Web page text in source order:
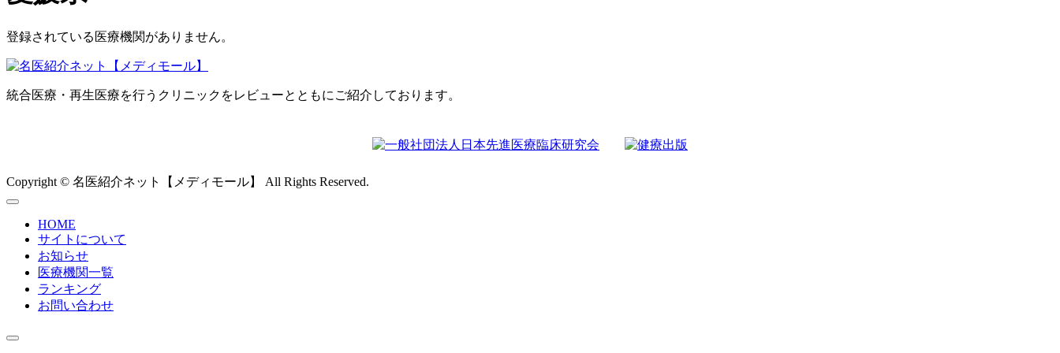
登録されている医療機関がありません。
統合医療・再生医療を行うクリニックをレビューとともにご紹介しております。
Copyright © 名医紹介ネット【メディモール】 All Rights Reserved.
HOME
サイトについて
お知らせ
医療機関一覧
ランキング
お問い合わせ